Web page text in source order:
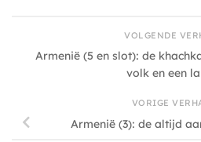
VOLGENDE
Armenië (5 en slot): de
volk en een
VORIGE
Armenië (3): de altijd